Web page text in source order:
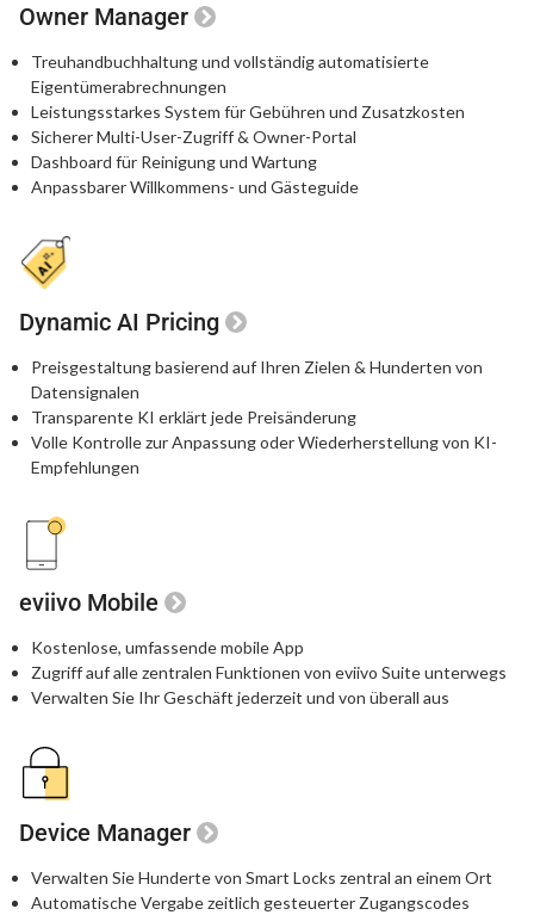
Owner Manager
Treuhandbuchhaltung und vollständig automatisierte
Eigentümerabrechnungen
Leistungsstarkes System für Gebühren und Zusatzkosten
Sicherer Multi-User-Zugriff & Owner-Portal
Dashboard für Reinigung und Wartung
Anpassbarer Willkommens- und Gästeguide
Dynamic AI Pricing
Preisgestaltung basierend auf Ihren Zielen & Hunderten von
Datensignalen
Transparente KI erklärt jede Preisänderung
Volle Kontrolle zur Anpassung oder Wiederherstellung von KI-
Empfehlungen
eviivo Mobile
Kostenlose, umfassende mobile App
Zugriff auf alle zentralen Funktionen von eviivo Suite unterwegs
Verwalten Sie Ihr Geschäft jederzeit und von überall aus
Device Manager
Verwalten Sie Hunderte von Smart Locks zentral an einem Ort
Automatische Vergabe zeitlich gesteuerter Zugangscodes